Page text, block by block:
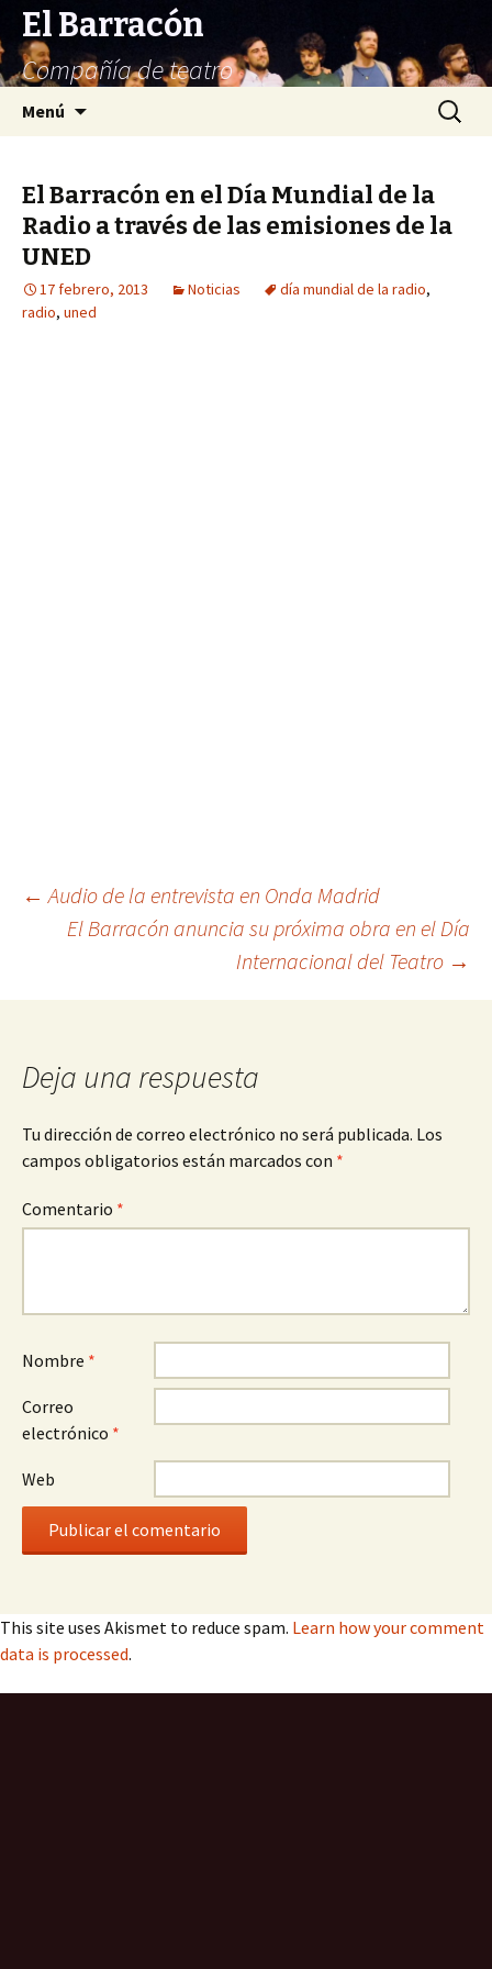
El Barracón
Compañía de teatro
Menú Buscar:
El Barracón en el Día Mundial de la
Radio a través de las emisiones de la
UNED
17 febrero, 2013 Noticias día mundial de la radio,
radio, uned
Navegación
← Audio de la entrevista en Onda Madrid
El Barracón anuncia su próxima obra en el Día
Internacional del Teatro →
Deja una respuesta
Tu dirección de correo electrónico no será publicada. Los
campos obligatorios están marcados con *
Comentario *
Nombre *
Correo
electrónico *
Web
This site uses Akismet to reduce spam. Learn how your comment
data is processed.